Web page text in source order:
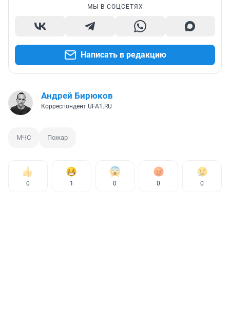
МЫ В СОЦСЕТЯХ
Написать в редакцию
Андрей Бирюков
Корреспондент UFA1.RU
МЧС Пожар
0 1 0 0 0